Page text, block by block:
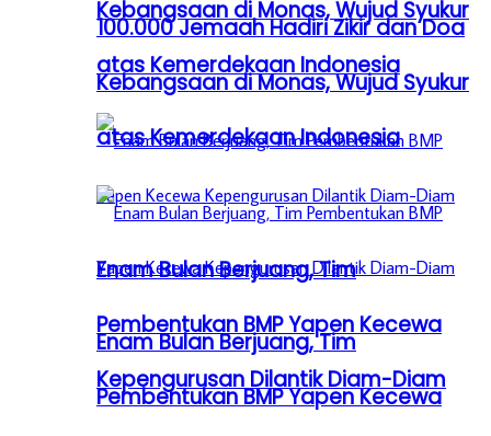
Kebangsaan di Monas, Wujud Syukur
atas Kemerdekaan Indonesia
Enam Bulan Berjuang, Tim
Pembentukan BMP Yapen Kecewa
Kepengurusan Dilantik Diam-Diam
100.000 Jemaah Hadiri Zikir dan Doa
Kebangsaan di Monas, Wujud Syukur
atas Kemerdekaan Indonesia
Enam Bulan Berjuang, Tim
Pembentukan BMP Yapen Kecewa